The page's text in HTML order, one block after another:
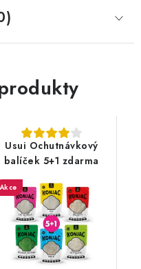
Usui Ochutnávkový
balíček 5+1 zdarma
Akce